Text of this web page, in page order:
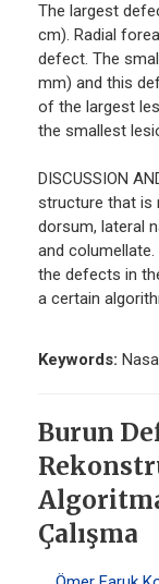
The largest
cm). Radial
defect. The
mm) and this
of the largest
the smallest
DISCUSSION
structure that is
dorsum, lateral
and
the defects in
a certain
Keywords:
Burun
Çalışma